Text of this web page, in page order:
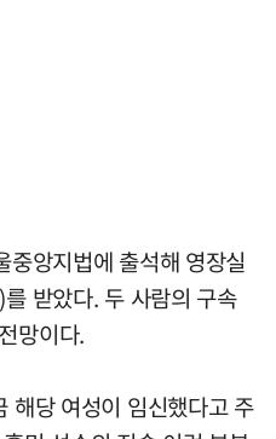
앙지법에 출석해 영장실
받았다. 두 사람의 구속
망이다.
해당 여성이 임신했다고 주